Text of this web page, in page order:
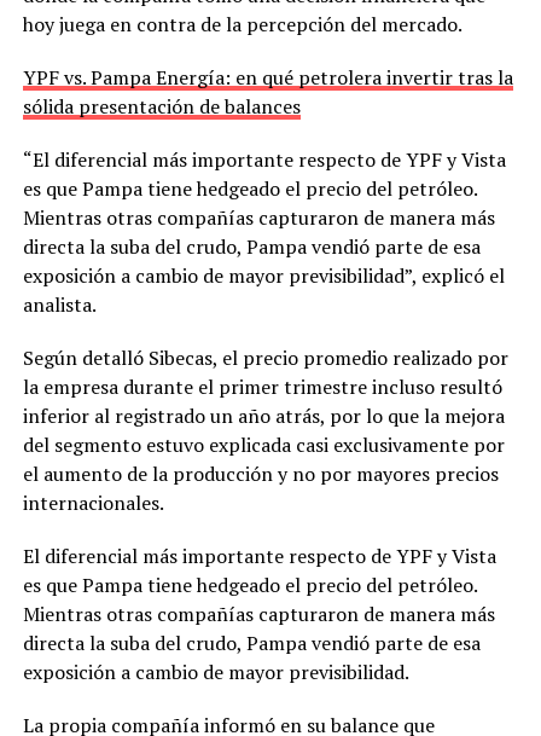
hoy juega en contra de la percepción del mercado.
YPF vs. Pampa Energía: en qué petrolera invertir tras la
sólida presentación de balances
“El diferencial más importante respecto de YPF y Vista
es que Pampa tiene hedgeado el precio del petróleo.
Mientras otras compañías capturaron de manera más
directa la suba del crudo, Pampa vendió parte de esa
exposición a cambio de mayor previsibilidad”, explicó el
analista.
Según detalló Sibecas, el precio promedio realizado por
la empresa durante el primer trimestre incluso resultó
inferior al registrado un año atrás, por lo que la mejora
del segmento estuvo explicada casi exclusivamente por
el aumento de la producción y no por mayores precios
internacionales.
El diferencial más importante respecto de YPF y Vista
es que Pampa tiene hedgeado el precio del petróleo.
Mientras otras compañías capturaron de manera más
directa la suba del crudo, Pampa vendió parte de esa
exposición a cambio de mayor previsibilidad.
La propia compañía informó en su balance que